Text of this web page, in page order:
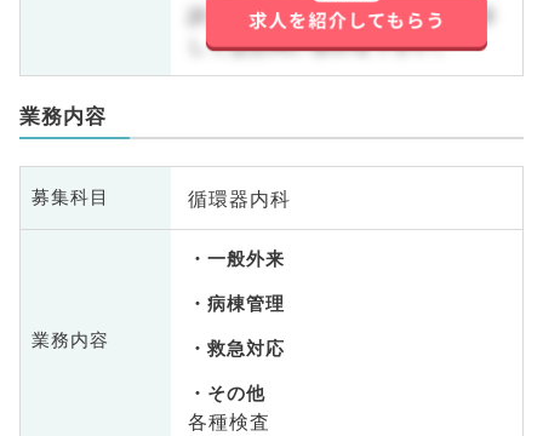
詳しくはお問い合わせ下さい。詳
しくはお問い合わせ下さい。
業務内容
募集科目 循環器内科
業務内容
一般外来
病棟管理
救急対応
その他
各種検査